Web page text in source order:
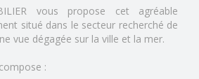
vous propose cet agréable
situé dans le secteur recherché de
vue dégagée sur la ville et la mer.
: